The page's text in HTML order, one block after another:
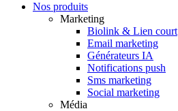
Nos produits
Marketing
Biolink & Lien court
Email marketing
Générateurs IA
Notifications push
Sms marketing
Social marketing
Média